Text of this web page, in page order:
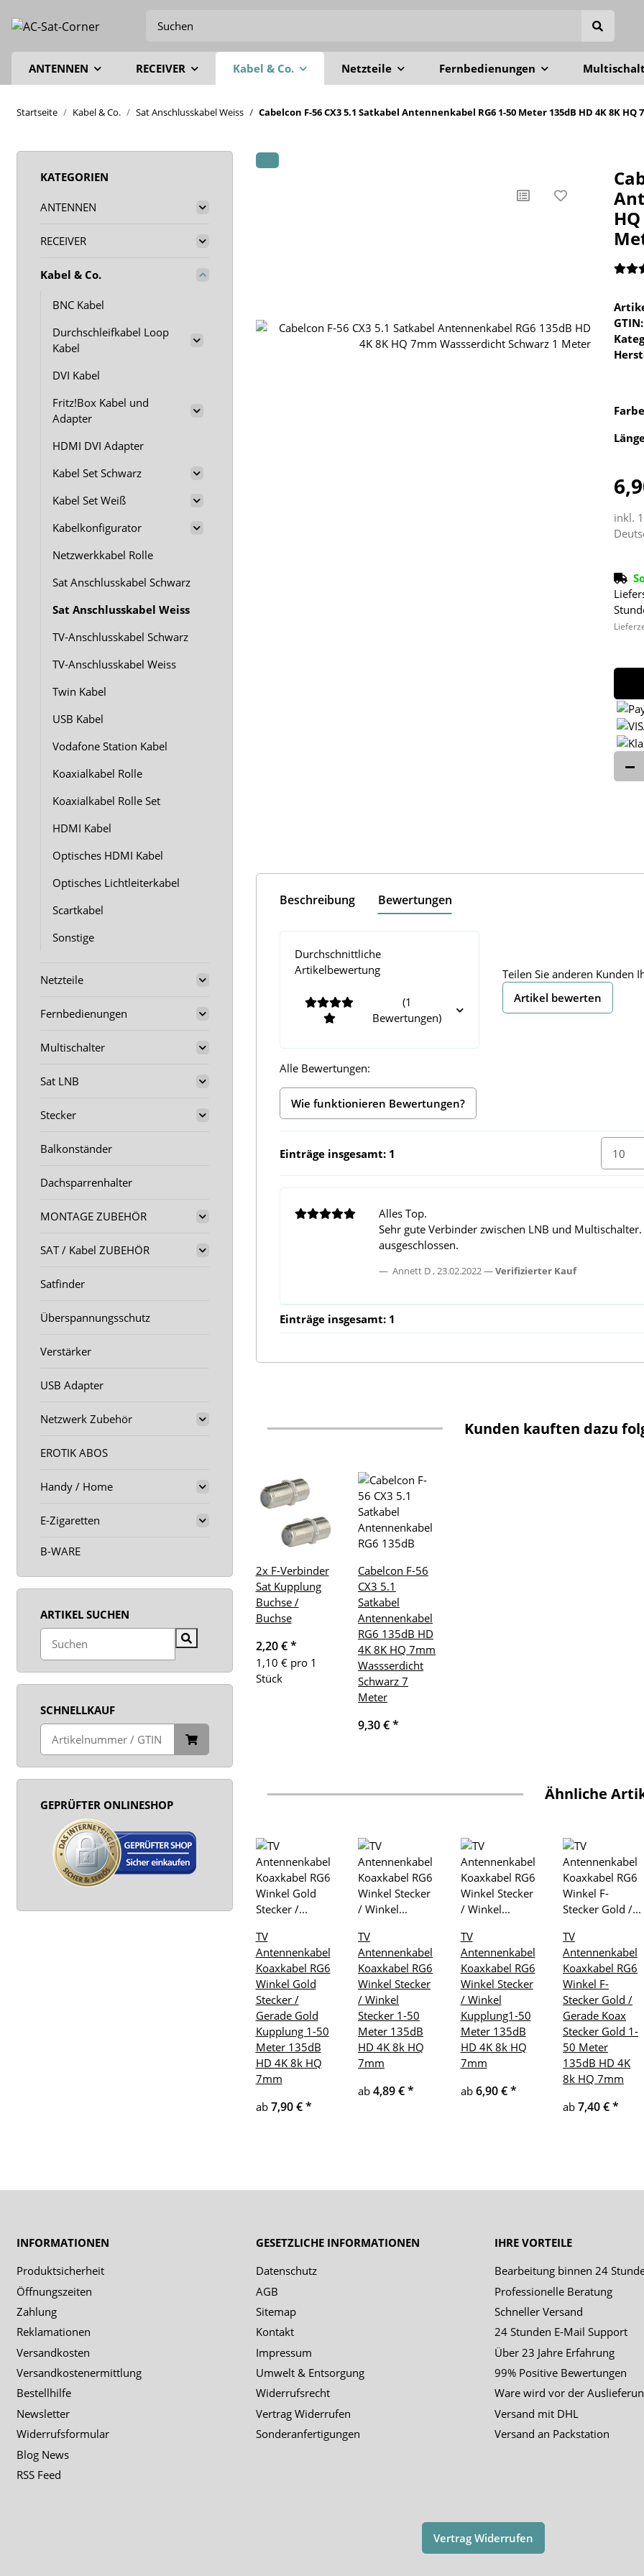
ANTENNEN RECEIVER Kabel & Co. Netzteile Fernbedienungen
Startseite Kabel & Co. Sat Anschlusskabel Weiss Cabelcon F-56 CX3 5.1 Satkabel Antennenkabel RG6 1-50 Meter 135dB HD 4K 8K
GTIN:
inkl.
Beschreibung Bewertungen
Durchschnittliche
Artikelbewertung
(1
Bewertungen)
Teilen Sie anderen Kunden
Artikel bewerten
Alle Bewertungen:
Wie funktionieren Bewertungen?
Einträge insgesamt: 1
Alles Top.
Sehr gute Verbinder zwischen LNB und
ausgeschlossen.
Annett D,23.02.2022 Verifizierter Kauf
Einträge insgesamt: 1
Kunden kauften dazu
2x F-Verbinder
Sat Kupplung
Buchse /
Buchse
2,20 €*
1,10 € pro 1
Stück
Cabelcon F-56
CX3 5.1
Satkabel
Antennenkabel
RG6 135dB HD
4K 8K HQ 7mm
Wassserdicht
Schwarz 7
Meter
9,30 €*
Ähnliche
TV
Antennenkabel
Koaxkabel RG6
Winkel Gold
Stecker /
Gerade Gold
Kupplung 1-50
Meter 135dB
HD 4K 8k HQ
7mm
ab 7,90 €*
TV
Antennenkabel
Koaxkabel RG6
Winkel Stecker
/ Winkel
Stecker 1-50
Meter 135dB
HD 4K 8k HQ
7mm
ab 4,89 €*
TV
Antennenkabel
Koaxkabel RG6
Winkel Stecker
/ Winkel
Kupplung1-50
Meter 135dB
HD 4K 8k HQ
7mm
ab 6,90 €*
TV
Antennenkabel
Koaxkabel RG6
Winkel F-
Stecker Gold /
Gerade Koax
Stecker Gold 1-
50 Meter
135dB HD 4K
8k HQ 7mm
ab 7,40 €*
KATEGORIEN
ANTENNEN
RECEIVER
Kabel & Co.
BNC Kabel
Durchschleifkabel Loop
Kabel
DVI Kabel
Fritz!Box Kabel und
Adapter
HDMI DVI Adapter
Kabel Set Schwarz
Kabel Set Weiß
Kabelkonfigurator
Netzwerkkabel Rolle
Sat Anschlusskabel Schwarz
Sat Anschlusskabel Weiss
TV-Anschlusskabel Schwarz
TV-Anschlusskabel Weiss
Twin Kabel
USB Kabel
Vodafone Station Kabel
Koaxialkabel Rolle
Koaxialkabel Rolle Set
HDMI Kabel
Optisches HDMI Kabel
Optisches Lichtleiterkabel
Scartkabel
Sonstige
Netzteile
Fernbedienungen
Multischalter
Sat LNB
Stecker
Balkonständer
Dachsparrenhalter
MONTAGE ZUBEHÖR
SAT / Kabel ZUBEHÖR
Satfinder
Überspannungsschutz
Verstärker
USB Adapter
Netzwerk Zubehör
EROTIK ABOS
Handy / Home
E-Zigaretten
B-WARE
ARTIKEL SUCHEN
SCHNELLKAUF
GEPRÜFTER ONLINESHOP
INFORMATIONEN
Produktsicherheit
Öffnungszeiten
Zahlung
Reklamationen
Versandkosten
Versandkostenermittlung
Bestellhilfe
Newsletter
Widerrufsformular
Blog News
RSS Feed
GESETZLICHE INFORMATIONEN
Datenschutz
AGB
Sitemap
Kontakt
Impressum
Umwelt & Entsorgung
Widerrufsrecht
Vertrag Widerrufen
Sonderanfertigungen
IHRE VORTEILE
Bearbeitung binnen 24
Professionelle Beratung
Schneller Versand
24 Stunden E-Mail Support
Über 23 Jahre Erfahrung
99% Positive Bewertungen
Ware wird vor der
Versand mit DHL
Versand an Packstation
Vertrag Widerrufen